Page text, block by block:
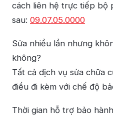
cách liên hệ trực tiếp bộ
sau: 09.07.05.0000
Sửa nhiều lần nhưng
không?
Tất cả dịch vụ sửa chữa
điều đi kèm với chế độ
Thời gian hỗ trợ bảo